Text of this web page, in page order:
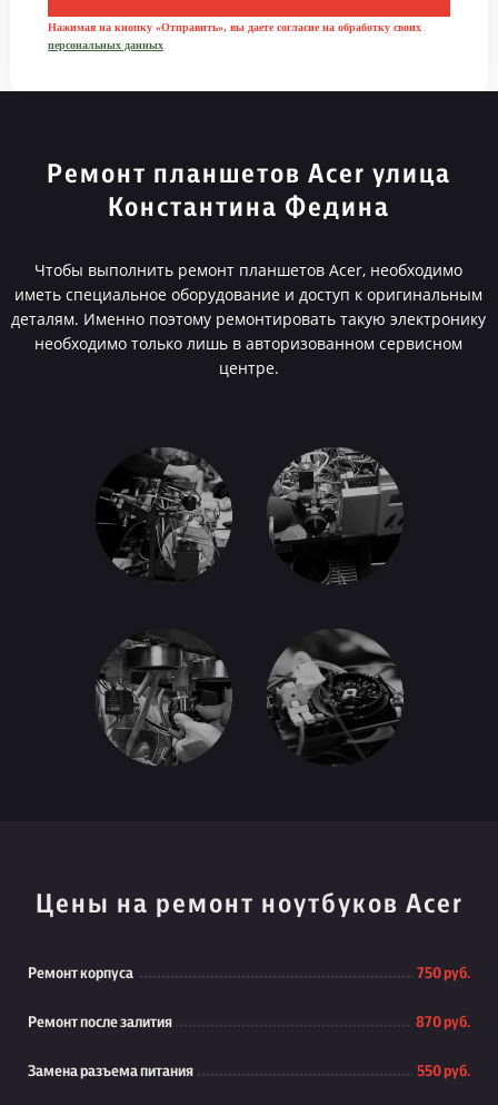
Нажимая на кнопку «Отправить», вы даете согласие на обработку своих
персональных данных
Ремонт планшетов Acer улица
Константина Федина
Чтобы выполнить ремонт планшетов Acer, необходимо
иметь специальное оборудование и доступ к оригинальным
деталям. Именно поэтому ремонтировать такую электронику
необходимо только лишь в авторизованном сервисном
центре.
Цены на ремонт ноутбуков Acer
Ремонт корпуса 750 руб.
Ремонт после залития 870 руб.
Замена разъема питания 550 руб.